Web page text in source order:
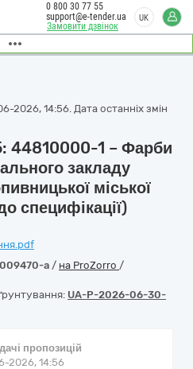
Замовити дзвінок
0 800 30 77 55
support@e-tender.ua
UK
2026, 14:56. Дата останніх змін
44810000-1 – Фарби
закладу
міської
специфікації)
a/ на ProZorro /
UA-P-2026-06-30-
пропозицій
2026, 14:56